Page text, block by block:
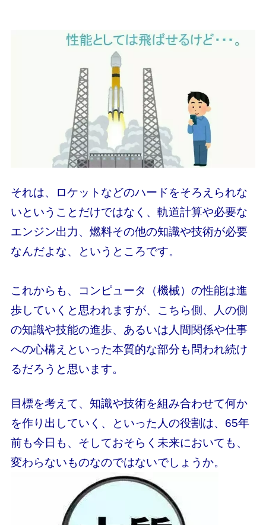
それは、ロケットなどのハードをそろえられな
いということだけではなく、軌道計算や必要な
エンジン出力、燃料その他の知識や技術が必要
なんだよな、というところです。
これからも、コンピュータ（機械）の性能は進
歩していくと思われますが、こちら側、人の側
の知識や技能の進歩、あるいは人間関係や仕事
への心構えといった本質的な部分も問われ続け
るだろうと思います。
目標を考えて、知識や技術を組み合わせて何か
を作り出していく、といった人の役割は、65年
前も今日も、そしておそらく未来においても、
変わらないものなのではないでしょうか。